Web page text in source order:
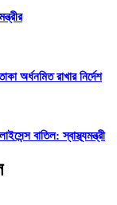
অর্ধনমিত রাখার নির্দেশ
বাতিল: স্বাস্থ্যমন্ত্রী